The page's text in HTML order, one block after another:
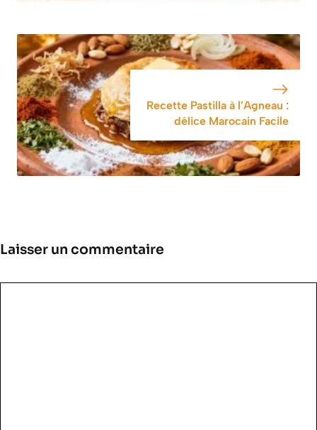
Recette Pastilla à l’Agneau :
délice Marocain Facile
Laisser un commentaire